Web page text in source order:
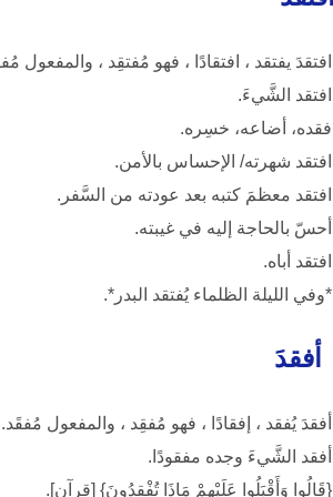
افتقدَ يفتقد ، افتقادًا ، فهو مُفتقِد ، والمفعول
افتقد الشَّيءَ.
فقده، أضاعه، خسِره.
افتقد شهرته/ الإحساس بالأمن.
افتقد معظمَ كتبه بعد عودته من السَّفر.
أحسّ بالحاجة إليه في غيبته.
افتقد أباه.
*وفي الليلة الظلماء يُفتقد البدر*.
أفقدَ
أفقدَ يُفقد ، إفقادًا ، فهو مُفقِد ، والمفعول مُفقَد.
أفقد الشَّيءَ وجده مفقودًا.
{قَالُوا وَأَقْبَلُوا عَلَيْهِمْ مَاذَا تُفْقِدُونَ} [قرآن].